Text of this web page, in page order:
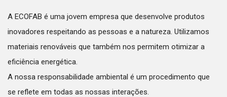
A ECOFAB é uma jovem empresa que desenvolve produtos
inovadores respeitando as pessoas e a natureza. Utilizamos
materiais renováveis que também nos permitem otimizar a
eficiência energética.
A nossa responsabilidade ambiental é um procedimento que
se reflete em todas as nossas interações.